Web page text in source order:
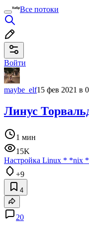
Все потоки
Войти
maybe_elf15 фев 2021 в
Линус
1 мин
15K
Настройка Linux * *nix *
+9
4
20